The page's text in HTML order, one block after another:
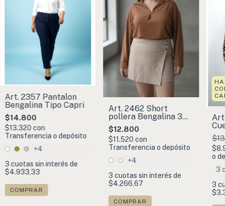
Art. 2357 Pantalon
Bengalina Tipo Capri
$14.800
$13.320 con
Transferencia o depósito
+4
3 cuotas sin interés de
$4.933,33
COMPRAR
Art. 2462 Short
pollera Bengalina 3
Brochitos
$12.800
$11.520 con
Transferencia o depósito
+4
3 cuotas sin interés de
$4.266,67
COMPRAR
o
3
3